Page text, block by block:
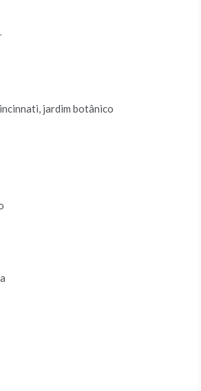
jardim botânico